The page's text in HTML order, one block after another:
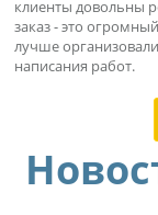
клиенты довольны
заказ - это
лучше
написания работ.